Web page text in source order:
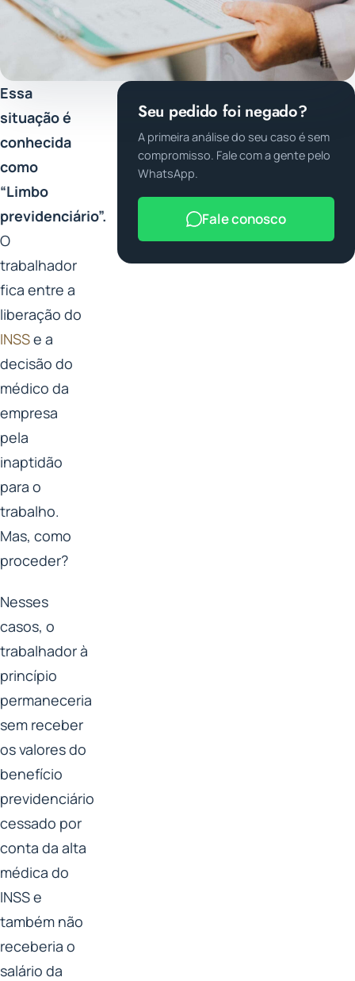
Essa
situação é
conhecida
como
“Limbo
previdenciário”.
O
trabalhador
fica entre a
liberação do
INSSe a
decisão do
médico da
empresa
pela
inaptidão
para o
trabalho.
Mas, como
proceder?
Nesses
casos, o
trabalhador à
princípio
permaneceria
sem receber
os valores do
benefício
previdenciário
cessado por
conta da alta
médica do
INSS e
também não
receberia o
salário da
Seu pedido foi negado?
A primeira análise do seu caso é sem
compromisso. Fale com a gente pelo
WhatsApp.
Fale conosco